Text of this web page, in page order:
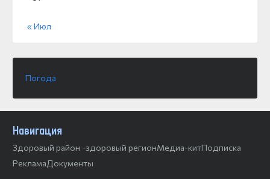
« Июл
Погода
Навигация
Здоровый район -здоровый регионМедиа-китПодписка
РекламаДокументы